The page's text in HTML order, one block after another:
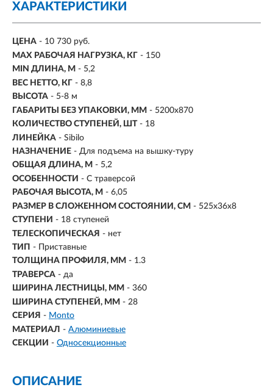
ХАРАКТЕРИСТИКИ
ЦЕНА - 10 730 руб.
MAX РАБОЧАЯ НАГРУЗКА, КГ - 150
MIN ДЛИНА, М - 5,2
ВЕС НЕТТО, КГ - 8,8
ВЫСОТА - 5-8 м
ГАБАРИТЫ БЕЗ УПАКОВКИ, ММ - 5200х870
КОЛИЧЕСТВО СТУПЕНЕЙ, ШТ - 18
ЛИНЕЙКА - Sibilo
НАЗНАЧЕНИЕ - Для подъема на вышку-туру
ОБЩАЯ ДЛИНА, М - 5,2
ОСОБЕННОСТИ - С траверсой
РАБОЧАЯ ВЫСОТА, М - 6,05
РАЗМЕР В СЛОЖЕННОМ СОСТОЯНИИ, СМ - 525х36х8
СТУПЕНИ - 18 ступеней
ТЕЛЕСКОПИЧЕСКАЯ - нет
ТИП - Приставные
ТОЛЩИНА ПРОФИЛЯ, ММ - 1.3
ТРАВЕРСА - да
ШИРИНА ЛЕСТНИЦЫ, ММ - 360
ШИРИНА СТУПЕНЕЙ, ММ - 28
СЕРИЯ - Monto
МАТЕРИАЛ - Алюминиевые
СЕКЦИИ - Односекционные
ОПИСАНИЕ